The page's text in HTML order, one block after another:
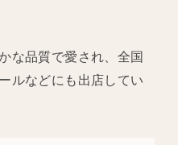
な品質で愛され、全国
ルなどにも出店してい